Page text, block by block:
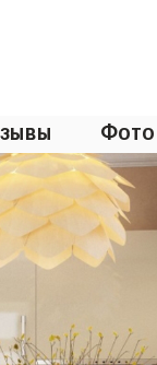
Фото